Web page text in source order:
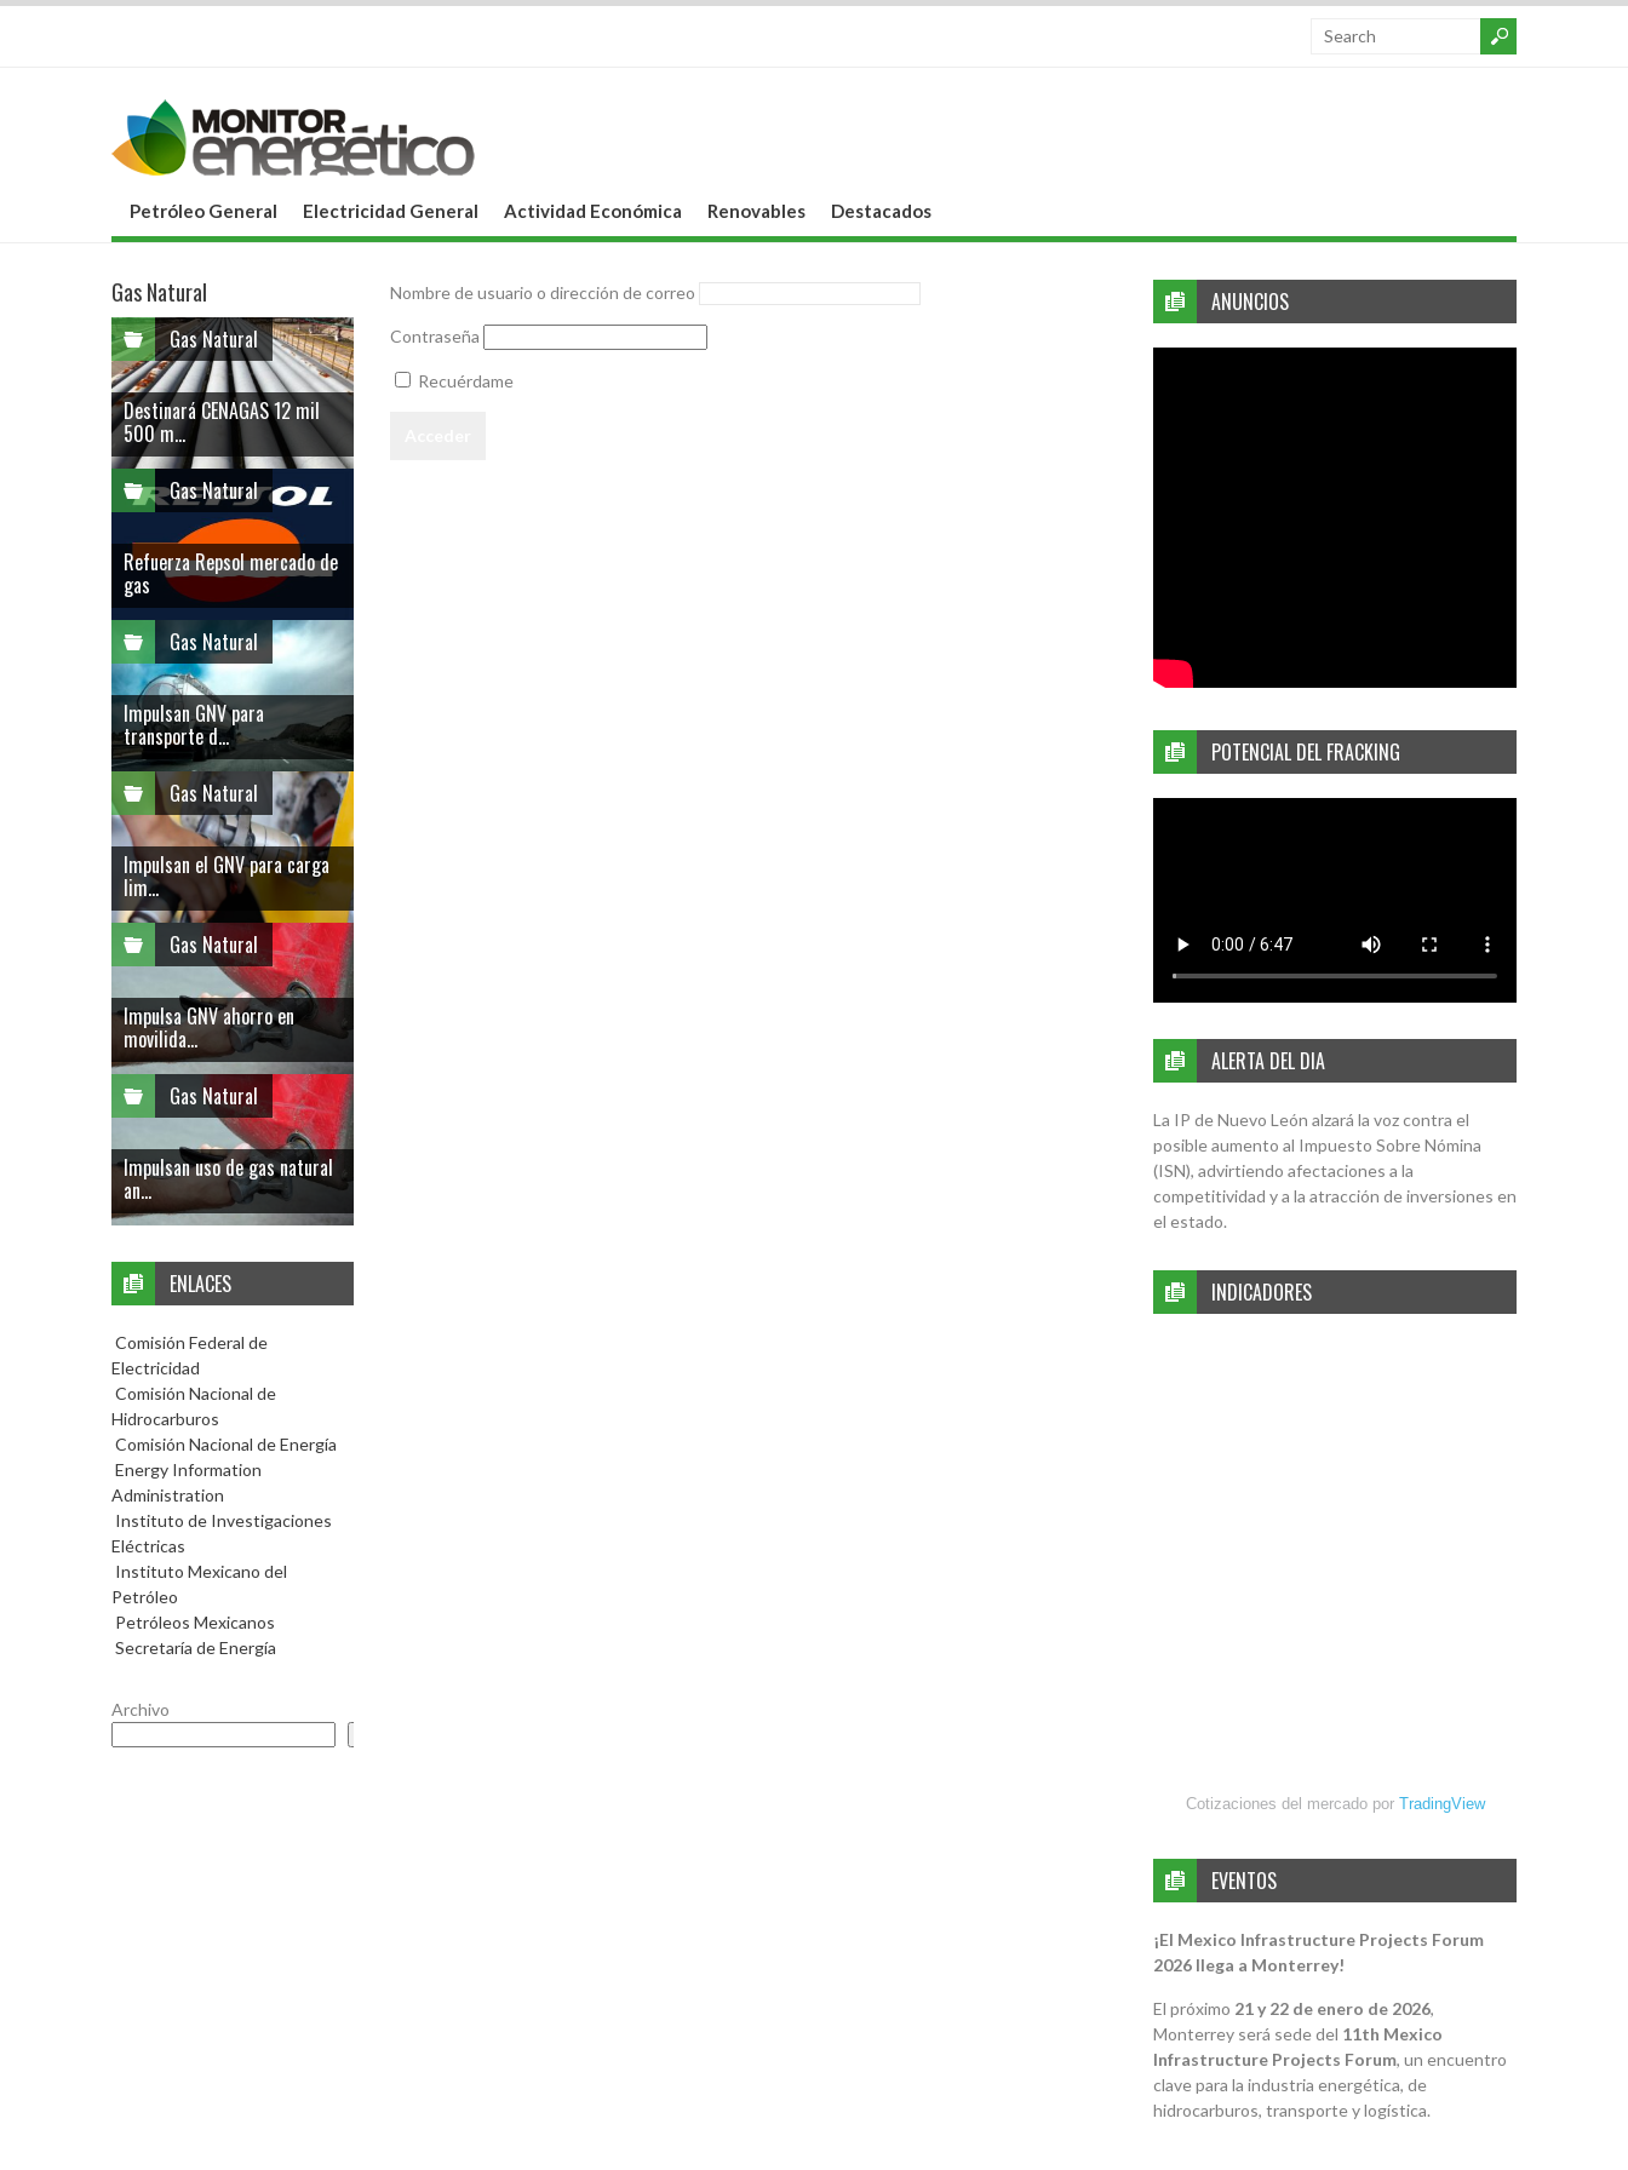
Petróleo General Electricidad General Actividad Económica Renovables Destacados
Nombre de usuario o dirección de correo
Contraseña
Recuérdame
ANUNCIOS
POTENCIAL DEL FRACKING
ALERTA DEL DIA
La IP de Nuevo León alzará la voz contra el
posible aumento al Impuesto Sobre Nómina
(ISN), advirtiendo afectaciones a la
competitividad y a la atracción de inversiones en
el estado.
INDICADORES
Cotizaciones del mercado por TradingView
EVENTOS
¡El Mexico Infrastructure Projects Forum
2026 llega a Monterrey!
El próximo 21 y 22 de enero de 2026,
Monterrey será sede del 11th Mexico
Infrastructure Projects Forum, un encuentro
clave para la industria energética, de
hidrocarburos, transporte y logística.
Gas Natural
Gas Natural
Destinará CENAGAS 12 mil
500 m...
Gas Natural
Refuerza Repsol mercado de
gas
Gas Natural
Impulsan GNV para
transporte d...
Gas Natural
Impulsan el GNV para carga
lim...
Gas Natural
Impulsa GNV ahorro en
movilida...
Gas Natural
Impulsan uso de gas natural
an...
ENLACES
Comisión Federal de
Electricidad
Comisión Nacional de
Hidrocarburos
Comisión Nacional de Energía
Energy Information
Administration
Instituto de Investigaciones
Eléctricas
Instituto Mexicano del
Petróleo
Petróleos Mexicanos
Secretaría de Energía
Archivo